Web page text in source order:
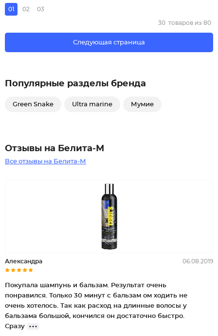
01 02 03
Следующая страница
30 товаров из 80
Популярные разделы бренда
Green Snake Ultra marine Мумие
Отзывы на Белита-М
Все отзывы на Белита-М
Александра 06.08.2019
Покупала шампунь и бальзам. Результат очень
понравился. Только 30 минут с бальзам ом ходить не
очень хотелось. Так как расход на длинные волосы у
бальзама большой, кончился он достаточно быстро.
Сразу